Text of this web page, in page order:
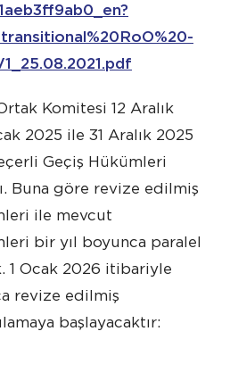
Komitesi 12 Aralık
2025 ile 31 Aralık 2025
Geçiş Hükümleri
Buna göre revize edilmiş
ile mevcut
bir yıl boyunca paralel
1 Ocak 2026 itibariyle
revize edilmiş
başlayacaktır: